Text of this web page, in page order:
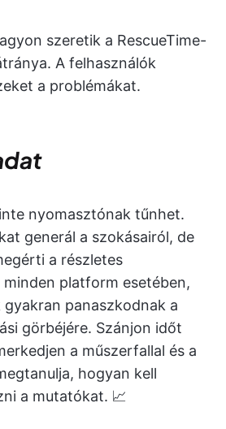
szeretik a RescueTime-
A felhasználók
a problémákat.
nyomasztónak tűnhet.
generál a szokásairól, de
a részletes
platform esetében,
panaszkodnak a
görbéjére. Szánjon időt
a műszerfallal és a
hogyan kell
a mutatókat. 📈